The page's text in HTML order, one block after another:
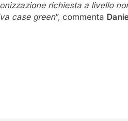
richiesta a livello
case green”, commenta